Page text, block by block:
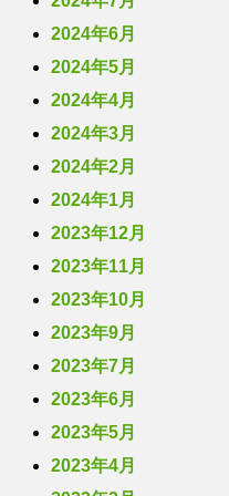
2024年6月
2024年5月
2024年4月
2024年3月
2024年2月
2024年1月
2023年12月
2023年11月
2023年10月
2023年9月
2023年7月
2023年6月
2023年5月
2023年4月